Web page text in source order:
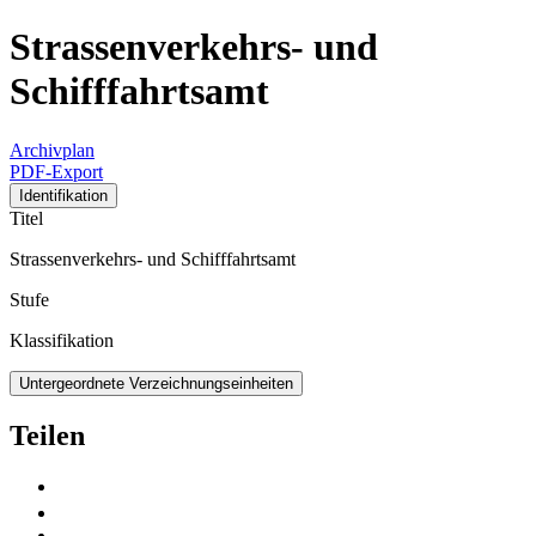
Strassenverkehrs- und
Schifffahrtsamt
Archivplan
PDF-Export
Identifikation
Titel
Strassenverkehrs- und Schifffahrtsamt
Stufe
Klassifikation
Untergeordnete Verzeichnungseinheiten
Teilen